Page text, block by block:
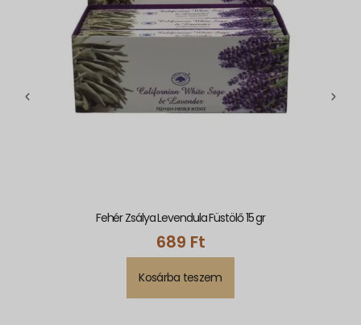
Fehér Zsálya Levendula Füstölő 15 gr
689 Ft
Kosárba teszem